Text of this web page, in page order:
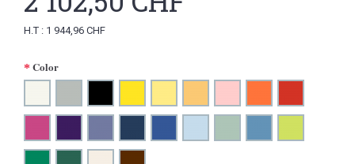
H.T : 1 944,96 CHF
Color